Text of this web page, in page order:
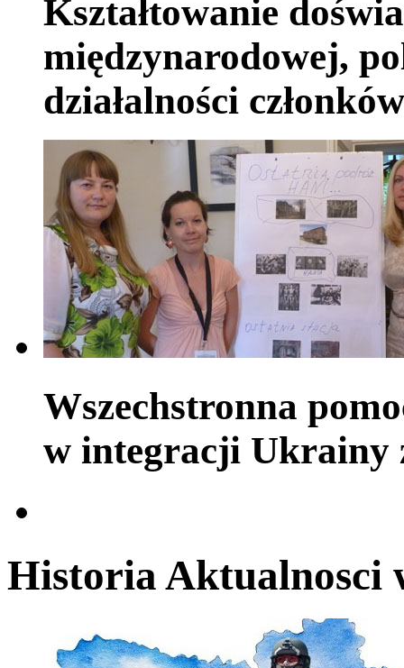
Kształtowanie
międzynarodowej,
działalności
Wszechstronna
w integracji Ukrainy
Historia Aktualnosci